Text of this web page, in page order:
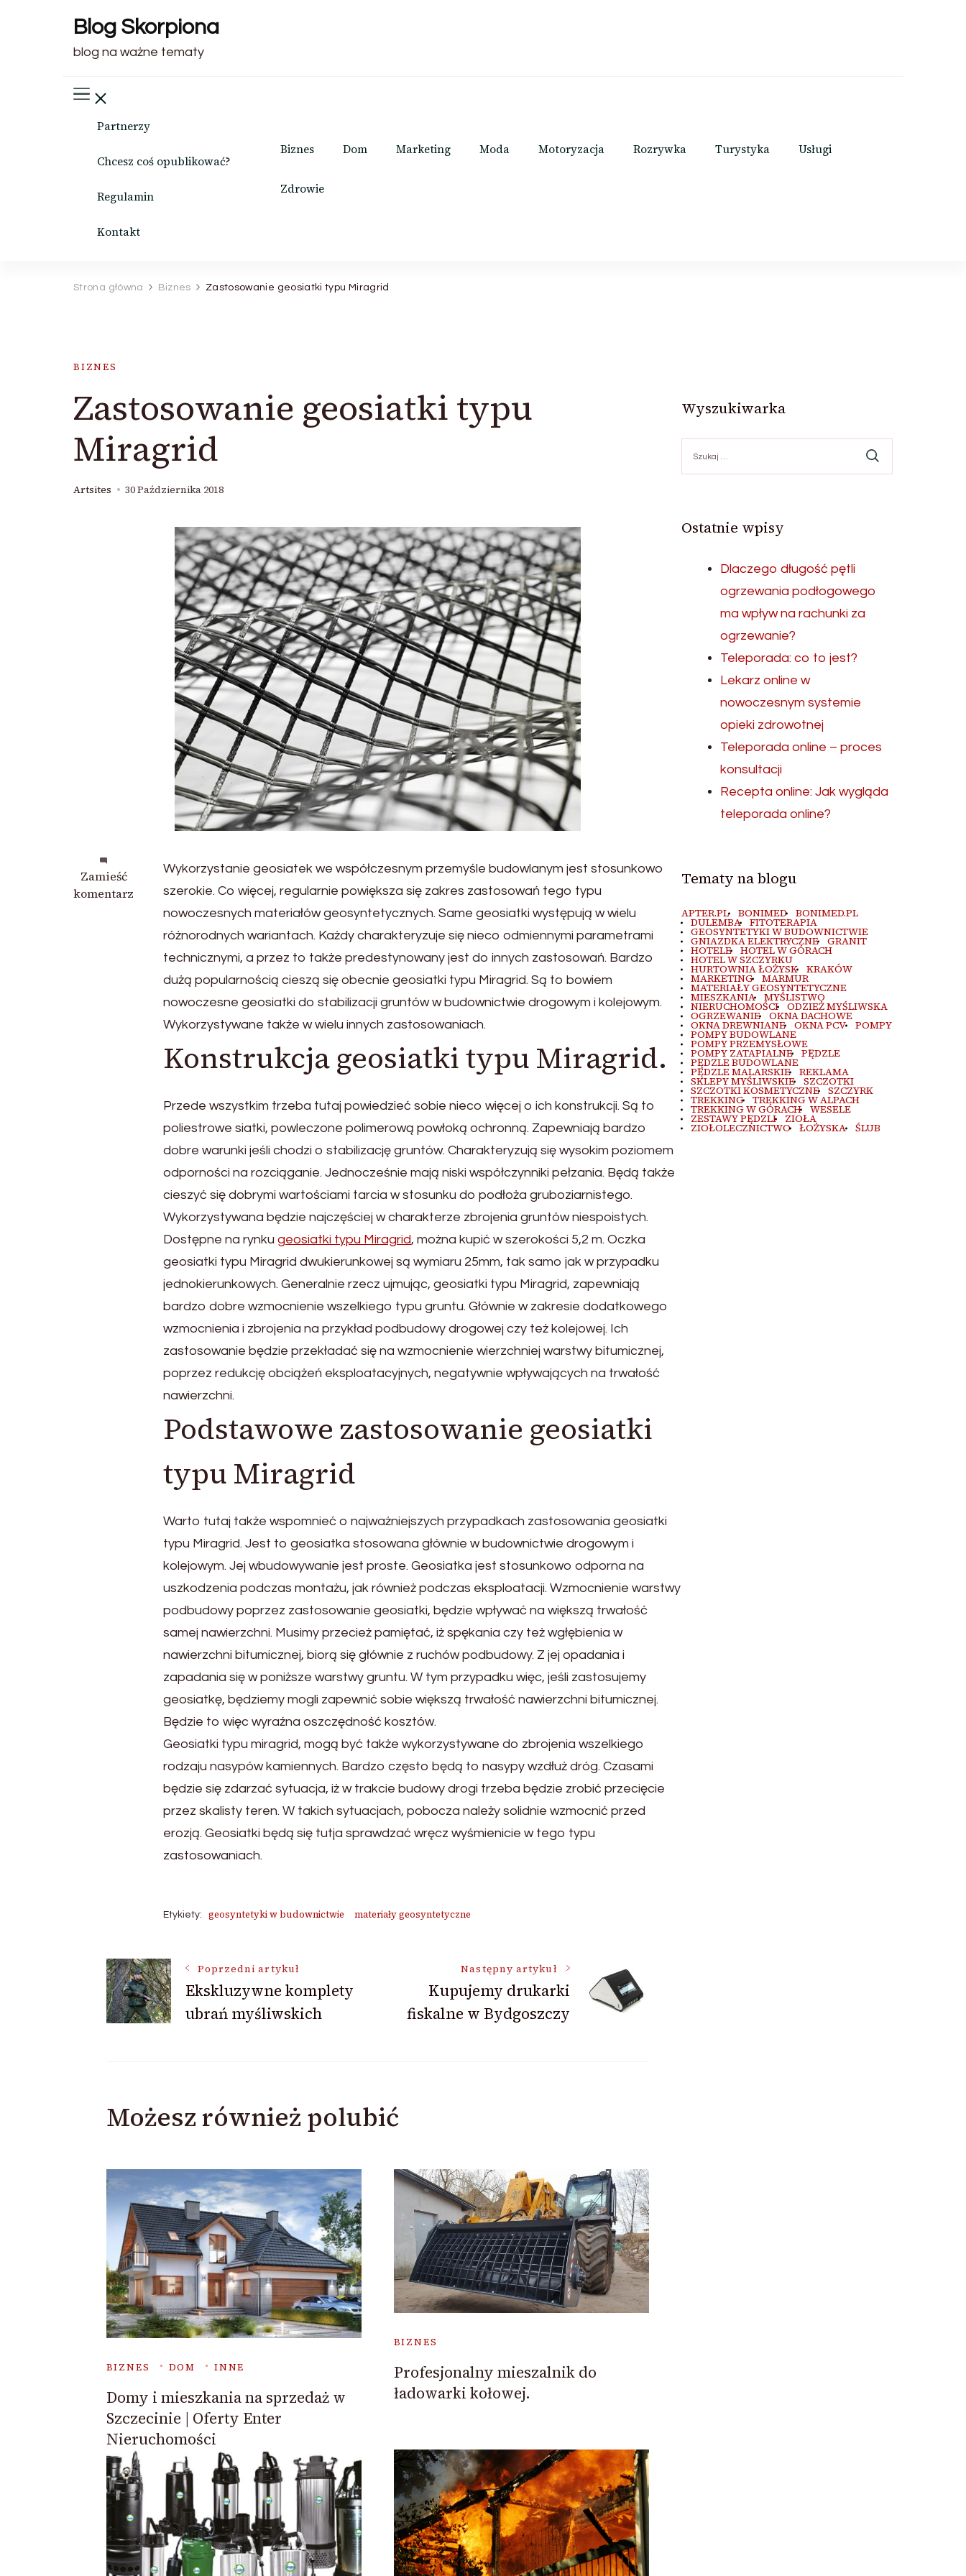
Blog Skorpiona
blog na ważne tematy
Partnerzy
Chcesz coś opublikować?
Regulamin
Kontakt
Biznes Dom Marketing Moda Motoryzacja Rozrywka Turystyka Usługi
Zdrowie
Strona główna Biznes Zastosowanie geosiatki typu Miragrid
BIZNES
Zastosowanie geosiatki typu
Miragrid
Artsites 30 Października 2018
Zamieść
komentarz
we
wpisie
Zastosowanie
Wykorzystanie geosiatek we współczesnym przemyśle budowlanym jest stosunkowo
szerokie. Co więcej, regularnie powiększa się zakres zastosowań tego typu
nowoczesnych materiałów geosyntetycznych. Same geosiatki występują w wielu
różnorodnych wariantach. Każdy charakteryzuje się nieco odmiennymi parametrami
technicznymi, a przez to także predestynowany jest do innych zastosowań. Bardzo
dużą popularnością cieszą się obecnie geosiatki typu Miragrid. Są to bowiem
nowoczesne geosiatki do stabilizacji gruntów w budownictwie drogowym i kolejowym.
Wykorzystywane także w wielu innych zastosowaniach.
Konstrukcja geosiatki typu Miragrid.
Przede wszystkim trzeba tutaj powiedzieć sobie nieco więcej o ich konstrukcji. Są to
poliestrowe siatki, powleczone polimerową powłoką ochronną. Zapewniają bardzo
dobre warunki jeśli chodzi o stabilizację gruntów. Charakteryzują się wysokim poziomem
odporności na rozciąganie. Jednocześnie mają niski współczynniki pełzania. Będą także
cieszyć się dobrymi wartościami tarcia w stosunku do podłoża gruboziarnistego.
Wykorzystywana będzie najczęściej w charakterze zbrojenia gruntów niespoistych.
Dostępne na rynku geosiatki typu Miragrid, można kupić w szerokości 5,2 m. Oczka
geosiatki typu Miragrid dwukierunkowej są wymiaru 25mm, tak samo jak w przypadku
jednokierunkowych. Generalnie rzecz ujmując, geosiatki typu Miragrid, zapewniają
bardzo dobre wzmocnienie wszelkiego typu gruntu. Głównie w zakresie dodatkowego
wzmocnienia i zbrojenia na przykład podbudowy drogowej czy też kolejowej. Ich
zastosowanie będzie przekładać się na wzmocnienie wierzchniej warstwy bitumicznej,
poprzez redukcję obciążeń eksploatacyjnych, negatywnie wpływających na trwałość
nawierzchni.
Podstawowe zastosowanie geosiatki
typu Miragrid
Warto tutaj także wspomnieć o najważniejszych przypadkach zastosowania geosiatki
typu Miragrid. Jest to geosiatka stosowana głównie w budownictwie drogowym i
kolejowym. Jej wbudowywanie jest proste. Geosiatka jest stosunkowo odporna na
uszkodzenia podczas montażu, jak również podczas eksploatacji. Wzmocnienie warstwy
podbudowy poprzez zastosowanie geosiatki, będzie wpływać na większą trwałość
samej nawierzchni. Musimy przecież pamiętać, iż spękania czy też wgłębienia w
nawierzchni bitumicznej, biorą się głównie z ruchów podbudowy. Z jej opadania i
zapadania się w poniższe warstwy gruntu. W tym przypadku więc, jeśli zastosujemy
geosiatkę, będziemy mogli zapewnić sobie większą trwałość nawierzchni bitumicznej.
Będzie to więc wyraźna oszczędność kosztów.
Geosiatki typu miragrid, mogą być także wykorzystywane do zbrojenia wszelkiego
rodzaju nasypów kamiennych. Bardzo często będą to nasypy wzdłuż dróg. Czasami
będzie się zdarzać sytuacja, iż w trakcie budowy drogi trzeba będzie zrobić przecięcie
przez skalisty teren. W takich sytuacjach, pobocza należy solidnie wzmocnić przed
erozją. Geosiatki będą się tutja sprawdzać wręcz wyśmienicie w tego typu
zastosowaniach.
Etykiety: geosyntetyki w budownictwie materiały geosyntetyczne
Nawigacja
wpisu
Poprzedni artykuł
Ekskluzywne komplety
ubrań myśliwskich
Następny artykuł
Kupujemy drukarki
fiskalne w Bydgoszczy
Możesz również polubić
BIZNES DOM INNE
Domy i mieszkania na sprzedaż w
Szczecinie | Oferty Enter
Nieruchomości
BIZNES
Profesjonalny mieszalnik do
ładowarki kołowej.
Wyszukiwarka
Ostatnie wpisy
Dlaczego długość pętli
ogrzewania podłogowego
ma wpływ na rachunki za
ogrzewanie?
Teleporada: co to jest?
Lekarz online w
nowoczesnym systemie
opieki zdrowotnej
Teleporada online – proces
konsultacji
Recepta online: Jak wygląda
teleporada online?
Tematy na blogu
APTER.PL BONIMED BONIMED.PL
DULEMBA FITOTERAPIA
GEOSYNTETYKI W BUDOWNICTWIE
GNIAZDKA ELEKTRYCZNE GRANIT
HOTELE HOTEL W GÓRACH
HOTEL W SZCZYRKU
HURTOWNIA ŁOŻYSK KRAKÓW
MARKETING MARMUR
MATERIAŁY GEOSYNTETYCZNE
MIESZKANIA MYŚLISTWO
NIERUCHOMOŚCI ODZIEŻ MYŚLIWSKA
OGRZEWANIE OKNA DACHOWE
OKNA DREWNIANE OKNA PCV POMPY
POMPY BUDOWLANE
POMPY PRZEMYSŁOWE
POMPY ZATAPIALNE PĘDZLE
PĘDZLE BUDOWLANE
PĘDZLE MALARSKIE REKLAMA
SKLEPY MYŚLIWSKIE SZCZOTKI
SZCZOTKI KOSMETYCZNE SZCZYRK
TREKKING TREKKING W ALPACH
TREKKING W GÓRACH WESELE
ZESTAWY PĘDZLI ZIOŁA
ZIOŁOLECZNICTWO ŁOŻYSKA ŚLUB